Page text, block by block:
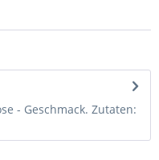
- Geschmack. Zutaten: